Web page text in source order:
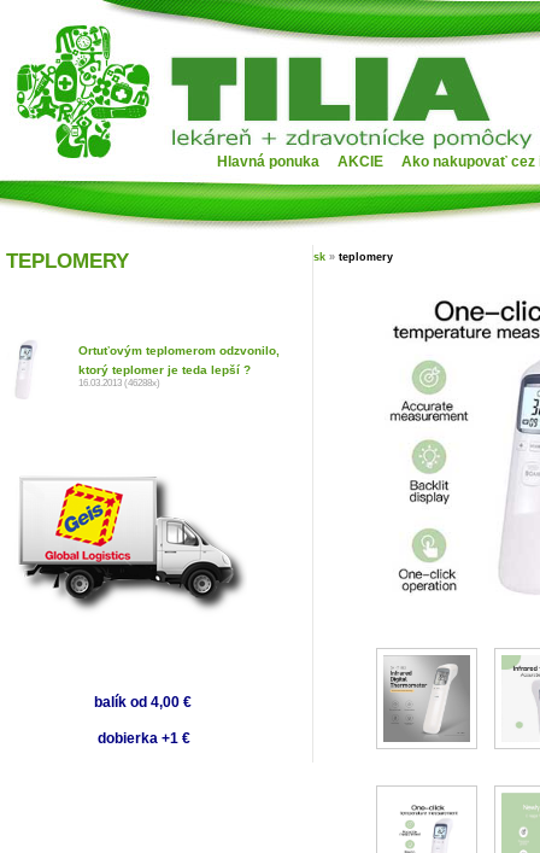
Hlavná ponuka AKCIE Ako nakupovať cez
sk » teplomery
TEPLOMERY
Ortuťovým teplomerom odzvonilo,
ktorý teplomer je teda lepší ?
16.03.2013 (46288x)
balík od 4,00 €
dobierka +1 €